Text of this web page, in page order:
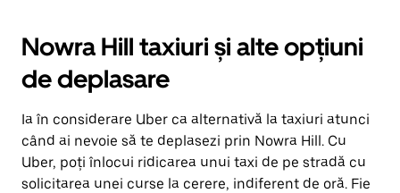
Nowra Hill taxiuri și alte opțiuni
de deplasare
Ia în considerare Uber ca alternativă la taxiuri atunci
când ai nevoie să te deplasezi prin Nowra Hill. Cu
Uber, poți înlocui ridicarea unui taxi de pe stradă cu
solicitarea unei curse la cerere, indiferent de oră. Fie